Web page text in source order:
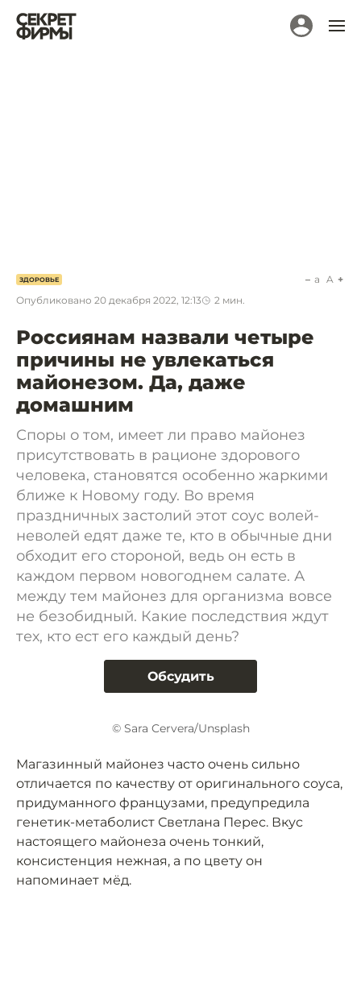
ЗДОРОВЬЕ
Опубликовано 20 декабря 2022, 12:13 2 мин.
a A
Россиянам назвали четыре
причины не увлекаться
майонезом. Да, даже
домашним
Споры о том, имеет ли право майонез
присутствовать в рационе здорового
человека, становятся особенно жаркими
ближе к Новому году. Во время
праздничных застолий этот соус волей-
неволей едят даже те, кто в обычные дни
обходит его стороной, ведь он есть в
каждом первом новогоднем салате. А
между тем майонез для организма вовсе
не безобидный. Какие последствия ждут
тех, кто ест его каждый день?
Обсудить
© Sara Cervera/Unsplash
Магазинный майонез часто очень сильно
отличается по качеству от оригинального соуса,
придуманного французами, предупредила
генетик-метаболист Светлана Перес. Вкус
настоящего майонеза очень тонкий,
консистенция нежная, а по цвету он
напоминает мёд.